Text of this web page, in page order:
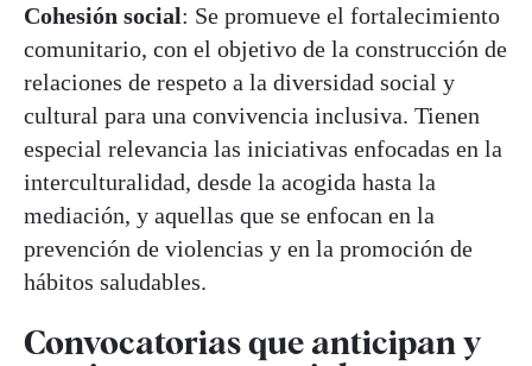
Cohesión social: Se promueve el fortalecimiento
comunitario, con el objetivo de la construcción de
relaciones de respeto a la diversidad social y
cultural para una convivencia inclusiva. Tienen
especial relevancia las iniciativas enfocadas en la
interculturalidad, desde la acogida hasta la
mediación, y aquellas que se enfocan en la
prevención de violencias y en la promoción de
hábitos saludables.
Convocatorias que anticipan y